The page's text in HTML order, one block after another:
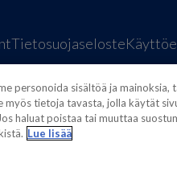
Tietosuojaseloste
personoida sisältöä ja mainoksia,
tietoja tavasta, jolla käytät
haluat poistaa tai muuttaa
Lue lisää